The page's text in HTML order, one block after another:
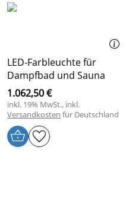
LED-Farbleuchte für
Dampfbad und Sauna
1.062,50 €
inkl. 19% MwSt., inkl.
Versandkosten für Deutschland